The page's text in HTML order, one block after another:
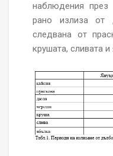
наблюдения през
рано излиза от
следвана от
крушата, сливата и